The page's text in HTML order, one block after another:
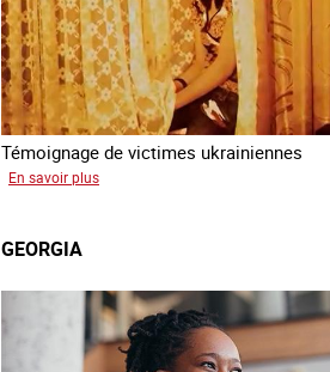
Témoignage de victimes ukrainiennes
En savoir plus
GEORGIA